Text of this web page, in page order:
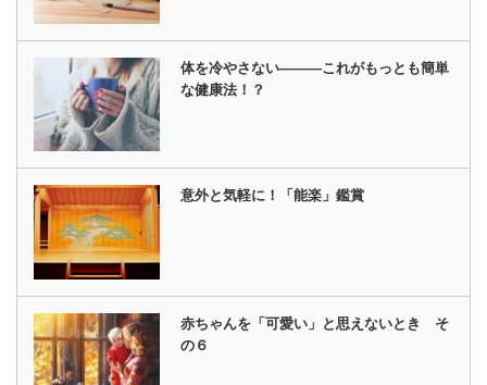
体を冷やさない———これがもっとも簡単
な健康法！？
意外と気軽に！「能楽」鑑賞
赤ちゃんを「可愛い」と思えないとき そ
の６